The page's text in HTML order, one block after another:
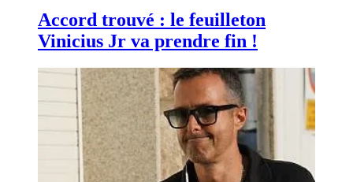
Accord trouvé : le feuilleton
Vinicius Jr va prendre fin !